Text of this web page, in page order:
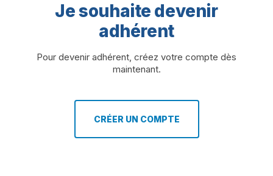
Je souhaite devenir
adhérent
Pour devenir adhérent, créez votre compte dès
maintenant.
CRÉER UN COMPTE